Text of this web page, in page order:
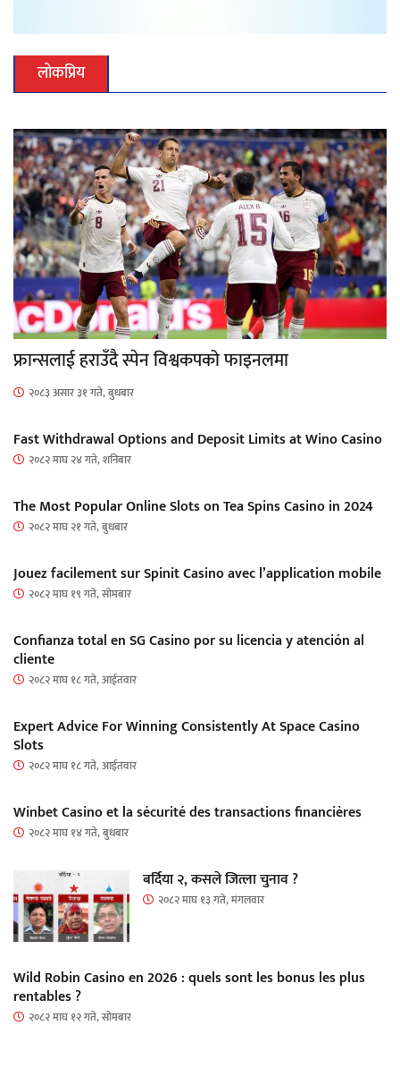
लोकप्रिय
फ्रान्सलाई हराउँदै स्पेन विश्वकपको फाइनलमा
२०८३ असार ३१ गते, बुधबार
Fast Withdrawal Options and Deposit Limits at Wino Casino
२०८२ माघ २४ गते, शनिबार
The Most Popular Online Slots on Tea Spins Casino in 2024
२०८२ माघ २१ गते, बुधबार
Jouez facilement sur Spinit Casino avec l’application mobile
२०८२ माघ १९ गते, सोमबार
Confianza total en SG Casino por su licencia y atención al
cliente
२०८२ माघ १८ गते, आईतवार
Expert Advice For Winning Consistently At Space Casino
Slots
२०८२ माघ १८ गते, आईतवार
Winbet Casino et la sécurité des transactions financières
२०८२ माघ १४ गते, बुधबार
बर्दिया २, कसले जित्ला चुनाव ?
२०८२ माघ १३ गते, मंगलवार
Wild Robin Casino en 2026 : quels sont les bonus les plus
rentables ?
२०८२ माघ १२ गते, सोमबार